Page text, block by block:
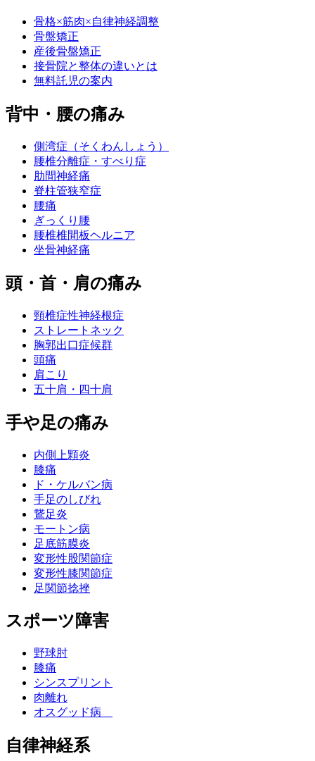
骨格×筋肉×自律神経調整
骨盤矯正
産後骨盤矯正
接骨院と整体の違いとは
無料託児の案内
背中・腰の痛み
側湾症（そくわんしょう）
腰椎分離症・すべり症
肋間神経痛
脊柱管狭窄症
腰痛
ぎっくり腰
腰椎椎間板ヘルニア
坐骨神経痛
頭・首・肩の痛み
頸椎症性神経根症
ストレートネック
胸郭出口症候群
頭痛
肩こり
五十肩・四十肩
手や足の痛み
内側上顆炎
膝痛
ド・ケルバン病
手足のしびれ
鵞足炎
モートン病
足底筋膜炎
変形性股関節症
変形性膝関節症
足関節捻挫
スポーツ障害
野球肘
膝痛
シンスプリント
肉離れ
オスグッド病
自律神経系